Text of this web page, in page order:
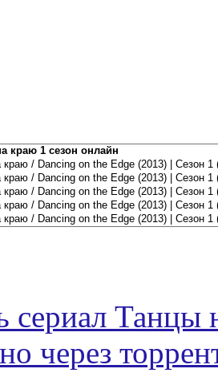
сериал
через